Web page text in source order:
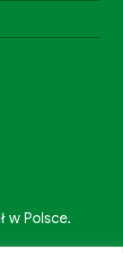
w Polsce.